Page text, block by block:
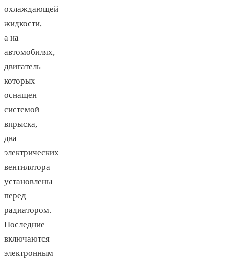
охлаждающей
жидкости,
а на
автомобилях,
двигатель
которых
оснащен
системой
впрыска,
два
электрических
вентилятора
установлены
перед
радиатором.
Последние
включаются
электронным